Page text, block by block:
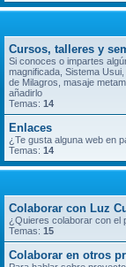
Cursos, talleres y
Si conoces o impartes
magnificada, Sistema
de Milagros, masaje
añadirlo
Temas: 14
Enlaces
¿Te gusta alguna web en
Temas: 14
Colaborar con Luz
¿Quieres colaborar con el
Temas: 15
Colaborar en otros